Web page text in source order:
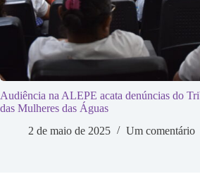
Audiência na ALEPE acata denúncias do
das Mulheres das Águas
2 de maio de 2025
Um comentário